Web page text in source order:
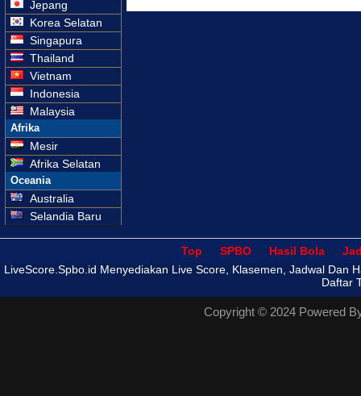
Jepang
Korea Selatan
Singapura
Thailand
Vietnam
Indonesia
Malaysia
Afrika
Mesir
Afrika Selatan
Oceania
Australia
Selandia Baru
Top - - SPBO- - Hasil Bola- -
LiveScore.Spbo.id Menyediakan Live Score, Klasemen, Jadwal Dan
Daftar
Copyright © 2024 Powered